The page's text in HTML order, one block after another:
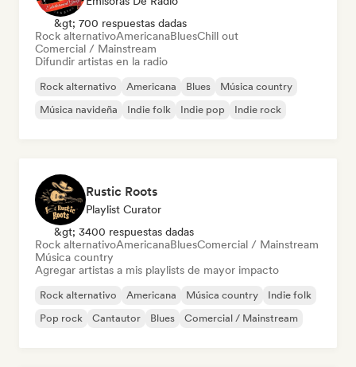
&gt; 700 respuestas dadas
Rock alternativoAmericanaBluesChill out
Comercial / Mainstream
Difundir artistas en la radio
Rock alternativo Americana Blues
Música country
Música navideña
Indie folk Indie pop Indie rock
Rustic Roots
Playlist Curator
&gt; 3400 respuestas dadas
Rock alternativoAmericanaBluesComercial / Mainstream
Música country
Agregar artistas a mis playlists de mayor impacto
Rock alternativo Americana Música country
Indie folk
Pop rock
Cantautor Blues Comercial / Mainstream